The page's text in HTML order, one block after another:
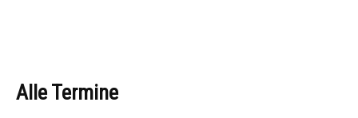
Alle Termine